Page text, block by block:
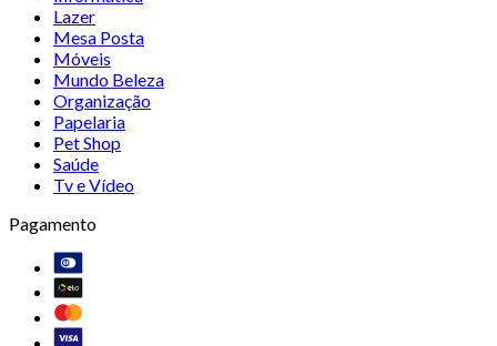
Lazer
Mesa Posta
Móveis
Mundo Beleza
Organização
Papelaria
Pet Shop
Saúde
Tv e Vídeo
Pagamento